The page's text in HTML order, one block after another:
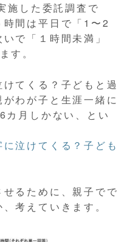
施した委託調査で
間は平日で「1〜2
で「１時間未満」
す。
てくる？子どもと過
わが子と生涯一緒に
カ月しかない、とい
に泣けてくる？子ども
るために、親子でで
考えていきます。